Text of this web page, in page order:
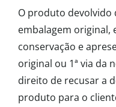
O produto devolvido
embalagem original,
conservação e
original ou 1ª via da
direito de recusar a
produto para o